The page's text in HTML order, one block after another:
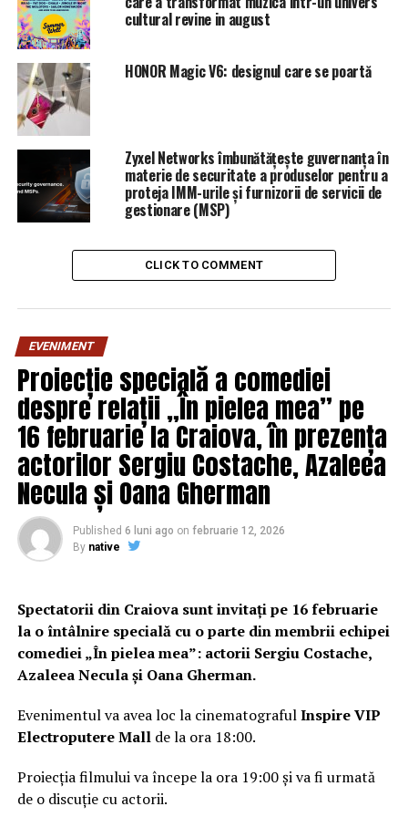
cultural revine in august
HONOR Magic V6: designul care se poartă
Zyxel Networks îmbunătățește guvernanța în
materie de securitate a produselor pentru a
proteja IMM-urile și furnizorii de servicii de
gestionare (MSP)
CLICK TO COMMENT
EVENIMENT
Proiecție specială a comediei
despre relații „În pielea mea” pe
16 februarie la Craiova, în prezența
actorilor Sergiu Costache, Azaleea
Necula și Oana Gherman
Published 6 luni ago on februarie 12, 2026
By native
Spectatorii din Craiova sunt invitați pe 16 februarie
la o întâlnire specială cu o parte din membrii echipei
comediei „În pielea mea”: actorii Sergiu Costache,
Azaleea Necula și Oana Gherman.
Evenimentul va avea loc la cinematografulInspire VIP
Electroputere Mall de la ora 18:00.
Proiecția filmului va începe la ora 19:00 și va fi urmată
de o discuție cu actorii.